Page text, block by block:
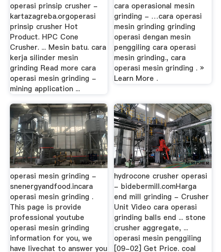
operasi prinsip crusher -
kartazagreba.orgoperasi
prinsip crusher Hot
Product. HPC Cone
Crusher. ... Mesin batu. cara
kerja silinder mesin
grinding Read more cara
operasi mesin grinding -
mining application ...
cara operasional mesin
grinding - …cara operasi
mesin grinding grinding
operasi dengan mesin
penggiling cara operasi
mesin grinding., cara
operasi mesin grinding . »
Learn More .
operasi mesin grinding -
snenergyandfood.incara
operasi mesin grinding .
This page is provide
professional youtube
operasi mesin grinding
information for you, we
have livechat to answer you
hydrocone crusher operasi
- bidebermill.comHarga
end mill grinding - Crusher
Unit Video cara operasi
grinding balls end ... stone
crusher aggregate, ...
operasi mesin penggiling
[09-02] Get Price. coal